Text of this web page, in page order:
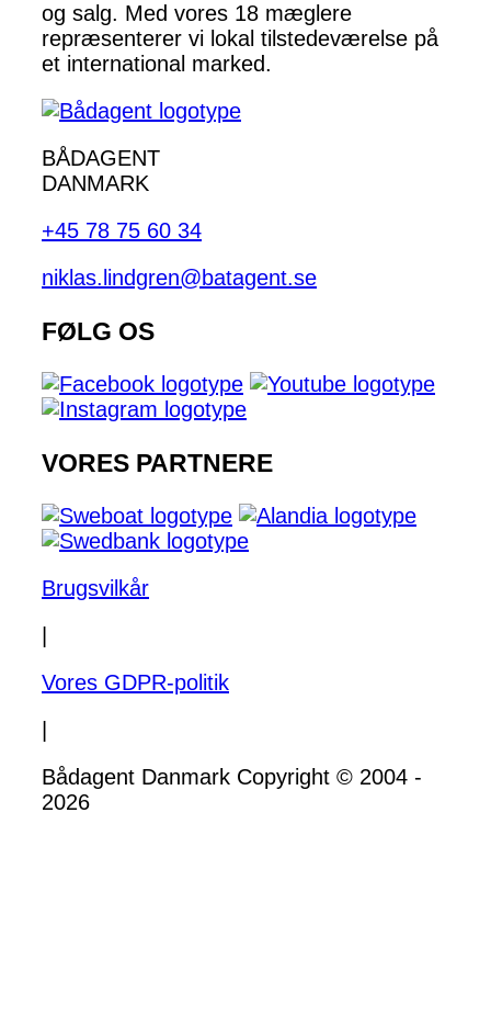
og salg. Med vores 18 mæglere
repræsenterer vi lokal tilstedeværelse på
et international marked.
BÅDAGENT
DANMARK
+45 78 75 60 34
niklas.lindgren@batagent.se
FØLG OS
VORES PARTNERE
Brugsvilkår
Vores GDPR-politik
Bådagent Danmark Copyright © 2004 -
2026